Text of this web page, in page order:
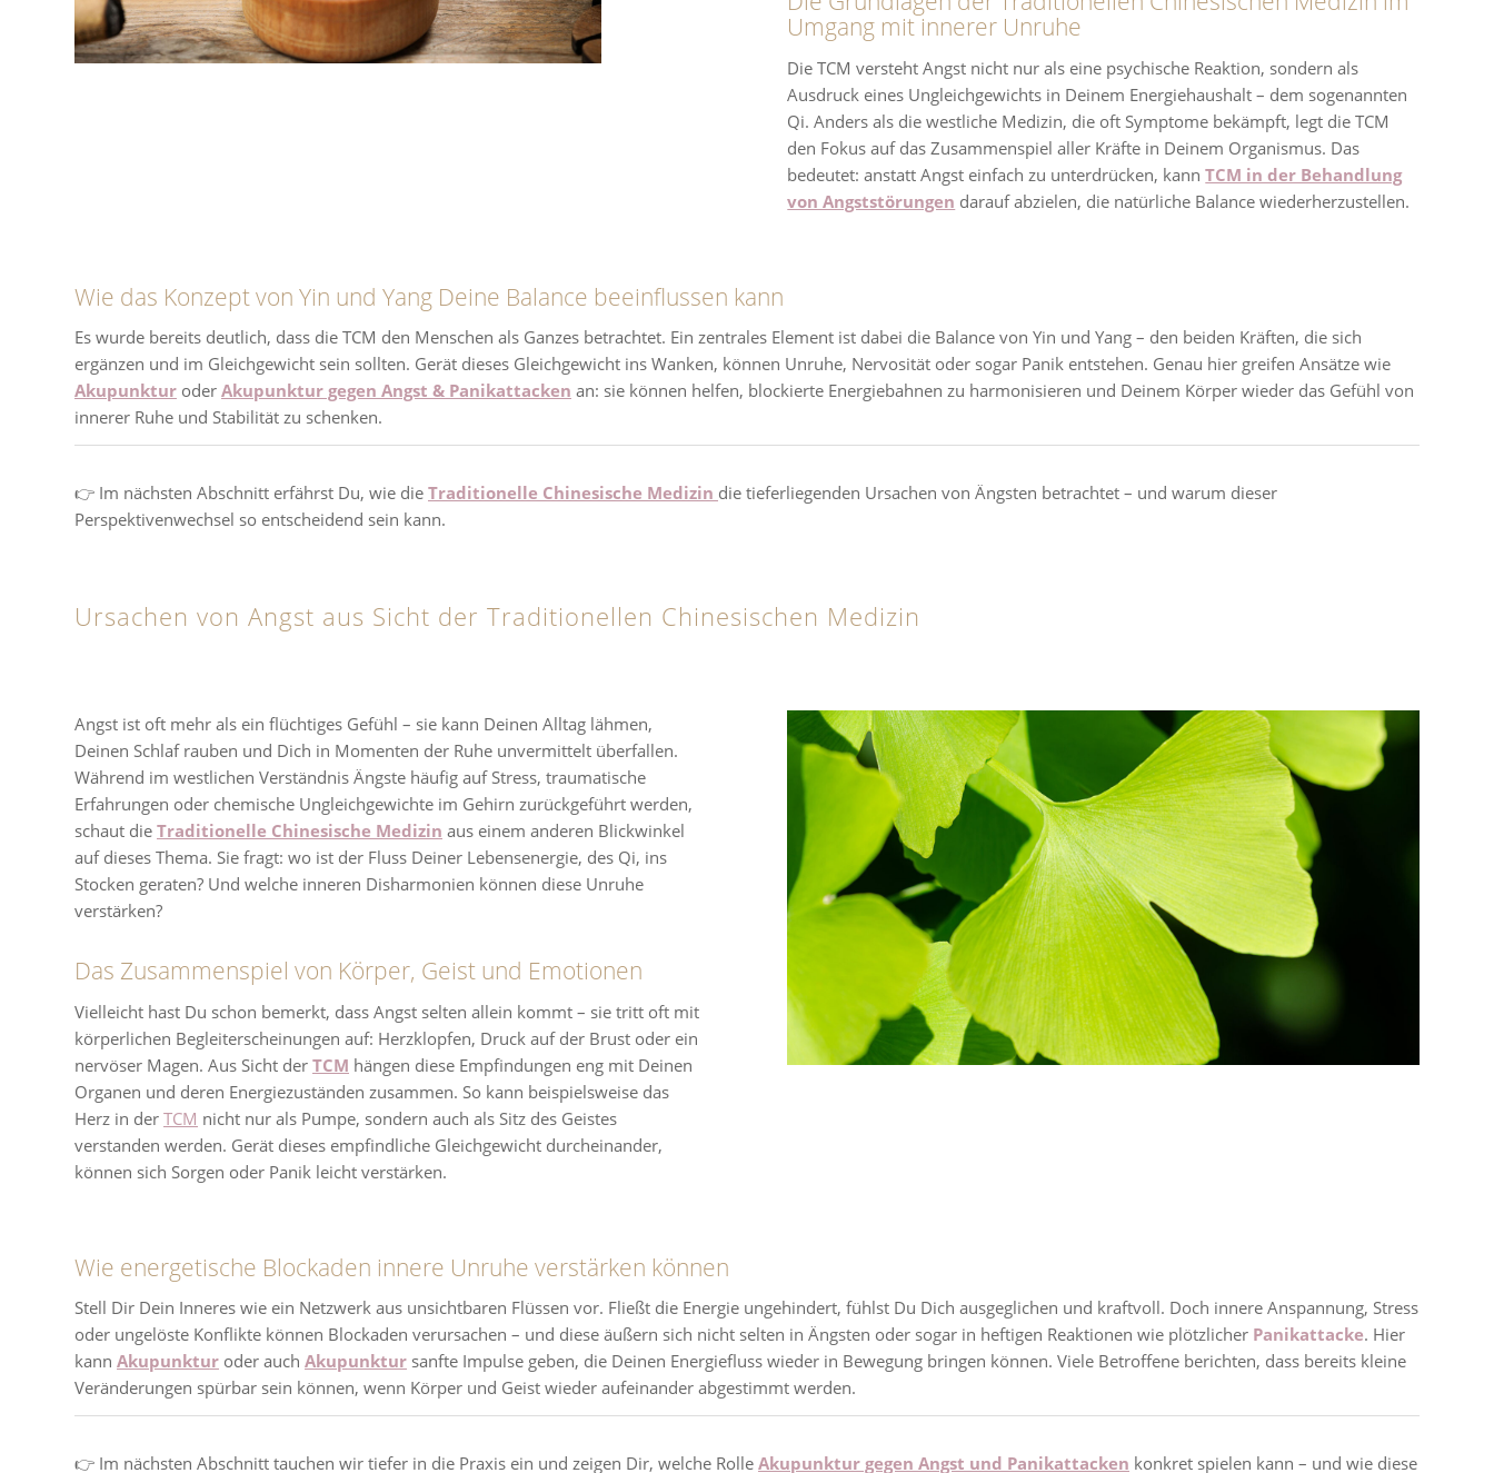
Umgang mit innerer Unruhe
Die TCM versteht Angst nicht nur als eine psychische Reaktion, sondern als
Ausdruck eines Ungleichgewichts in Deinem Energiehaushalt – dem sogenannten
Qi. Anders als die westliche Medizin, die oft Symptome bekämpft, legt die TCM
den Fokus auf das Zusammenspiel aller Kräfte in Deinem Organismus. Das
bedeutet: anstatt Angst einfach zu unterdrücken, kannTCM in der Behandlung
von Angststörungen darauf abzielen, die natürliche Balance wiederherzustellen.
Wie das Konzept von Yin und Yang Deine Balance beeinflussen kann
Es wurde bereits deutlich, dass die TCM den Menschen als Ganzes betrachtet. Ein zentrales Element ist dabei die Balance von Yin und Yang – den beiden Kräften, die sich
ergänzen und im Gleichgewicht sein sollten. Gerät dieses Gleichgewicht ins Wanken, können Unruhe, Nervosität oder sogar Panik entstehen. Genau hier greifen Ansätze wie
Akupunktur oder Akupunktur gegen Angst & Panikattacken an: sie können helfen, blockierte Energiebahnen zu harmonisieren und Deinem Körper wieder das Gefühl von
innerer Ruhe und Stabilität zu schenken.
👉 Im nächsten Abschnitt erfährst Du, wie die Traditionelle Chinesische Medizin die tieferliegenden Ursachen von Ängsten betrachtet – und warum dieser
Perspektivenwechsel so entscheidend sein kann.
Ursachen von Angst aus Sicht der Traditionellen Chinesischen Medizin
Angst ist oft mehr als ein flüchtiges Gefühl – sie kann Deinen Alltag lähmen,
Deinen Schlaf rauben und Dich in Momenten der Ruhe unvermittelt überfallen.
Während im westlichen Verständnis Ängste häufig auf Stress, traumatische
Erfahrungen oder chemische Ungleichgewichte im Gehirn zurückgeführt werden,
schaut die Traditionelle Chinesische Medizin aus einem anderen Blickwinkel
auf dieses Thema. Sie fragt: wo ist der Fluss Deiner Lebensenergie, des Qi, ins
Stocken geraten? Und welche inneren Disharmonien können diese Unruhe
verstärken?
Das Zusammenspiel von Körper, Geist und Emotionen
Vielleicht hast Du schon bemerkt, dass Angst selten allein kommt – sie tritt oft mit
körperlichen Begleiterscheinungen auf: Herzklopfen, Druck auf der Brust oder ein
nervöser Magen. Aus Sicht der TCM hängen diese Empfindungen eng mit Deinen
Organen und deren Energiezuständen zusammen. So kann beispielsweise das
Herz in der TCM nicht nur als Pumpe, sondern auch als Sitz des Geistes
verstanden werden. Gerät dieses empfindliche Gleichgewicht durcheinander,
können sich Sorgen oder Panik leicht verstärken.
Wie energetische Blockaden innere Unruhe verstärken können
Stell Dir Dein Inneres wie ein Netzwerk aus unsichtbaren Flüssen vor. Fließt die Energie ungehindert, fühlst Du Dich ausgeglichen und kraftvoll. Doch innere Anspannung, Stress
oder ungelöste Konflikte können Blockaden verursachen – und diese äußern sich nicht selten in Ängsten oder sogar in heftigen Reaktionen wie plötzlicher Panikattacke. Hier
kann Akupunktur oder auch Akupunktur sanfte Impulse geben, die Deinen Energiefluss wieder in Bewegung bringen können. Viele Betroffene berichten, dass bereits kleine
Veränderungen spürbar sein können, wenn Körper und Geist wieder aufeinander abgestimmt werden.
👉 Im nächsten Abschnitt tauchen wir tiefer in die Praxis ein und zeigen Dir, welche Rolle Akupunktur gegen Angst und Panikattacken konkret spielen kann – und wie diese